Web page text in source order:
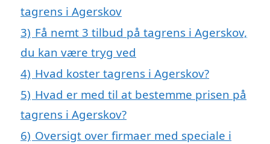
tagrens i Agerskov
3) Få nemt 3 tilbud på tagrens i Agerskov,
du kan være tryg ved
4) Hvad koster tagrens i Agerskov?
5) Hvad er med til at bestemme prisen på
tagrens i Agerskov?
6) Oversigt over firmaer med speciale i